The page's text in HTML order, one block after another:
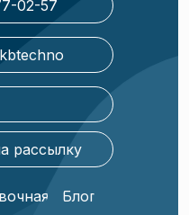
02-57
рассылку
Блог